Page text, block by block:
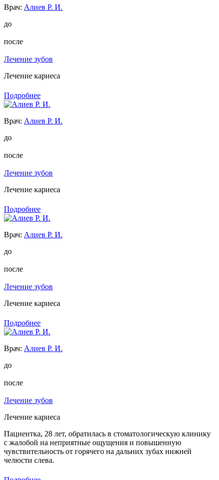
Врач: Алиев Р. И.
до
после
Лечение зубов
Лечение кариеса
Подробнее
Врач: Алиев Р. И.
до
после
Лечение зубов
Лечение кариеса
Подробнее
Врач: Алиев Р. И.
до
после
Лечение зубов
Лечение кариеса
Подробнее
Врач: Алиев Р. И.
до
после
Лечение зубов
Лечение кариеса
Пациентка, 28 лет, обратилась в стоматологическую клинику
с жалобой на неприятные ощущения и повышенную
чувствительность от горячего на дальних зубах нижней
челюсти слева.